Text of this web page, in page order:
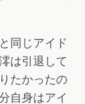
同じアイド
は引退して
たかったの
自身はアイ